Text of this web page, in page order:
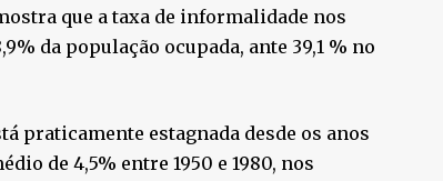
que a taxa de informalidade nos
da população ocupada, ante 39,1 % no
praticamente estagnada desde os anos
de 4,5% entre 1950 e 1980, nos